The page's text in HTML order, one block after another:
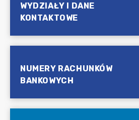
WYDZIAŁY I DANE
KONTAKTOWE
NUMERY RACHUNKÓW
BANKOWYCH